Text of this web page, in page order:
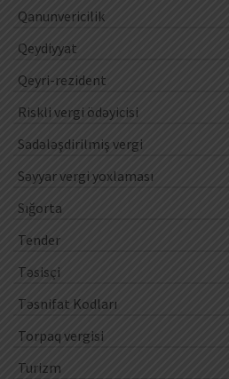
Qanunvericilik
Qeydiyyat
Qeyri-rezident
Riskli vergi ödəyicisi
Sadələşdirilmiş vergi
Səyyar vergi yoxlaması
Sığorta
Tender
Təsisçi
Təsnifat Kodları
Torpaq vergisi
Turizm